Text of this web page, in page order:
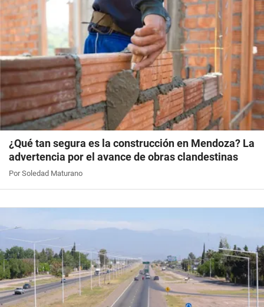
¿Qué tan segura es la construcción en Mendoza? La
advertencia por el avance de obras clandestinas
Por Soledad Maturano